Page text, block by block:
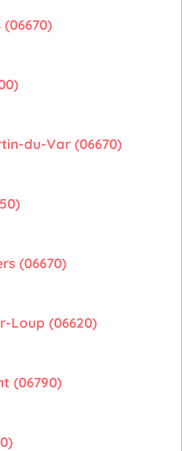
du-Var (06670)
(06670)
Loup (06620)
(06790)